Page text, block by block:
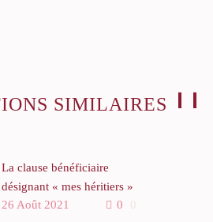
SIMILAIRES
La clause bénéficiaire
désignant « mes héritiers »
0 0
26 Août 2021